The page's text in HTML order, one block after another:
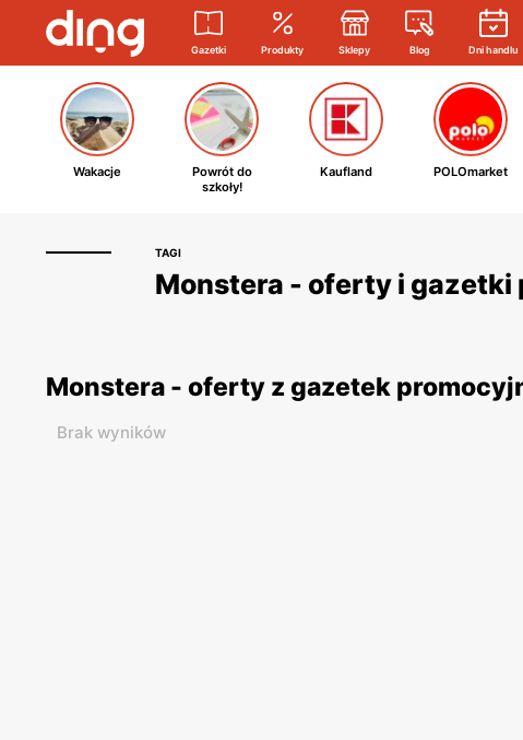
Gazetki Produkty Sklepy Blog Dni handlu
Wakacje
Powrót do
szkoły!
Kaufland POLOmarket
TAGI
Monstera - oferty i gazetki
Monstera - oferty z gazetek
Brak wyników